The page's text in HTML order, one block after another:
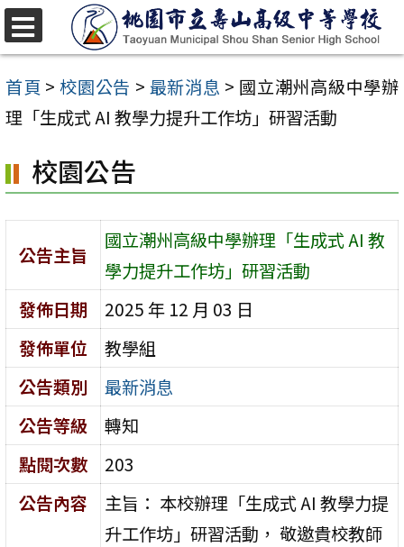
跳
至
主
要
容
區
首頁 > 校園公告 > 最新消息 > 國立潮州高級中學辦
理「生成式 AI 教學力提升工作坊」研習活動
校園公告
公告主旨
國立潮州高級中學辦理「生成式 AI 教
學力提升工作坊」研習活動
發佈日期
2025 年 12 月 03 日
發佈單位
教學組
公告類別
最新消息
公告等級
轉知
點閱次數
203
公告內容
主旨： 本校辦理「生成式 AI 教學力提
升工作坊」研習活動， 敬邀貴校教師
選
單